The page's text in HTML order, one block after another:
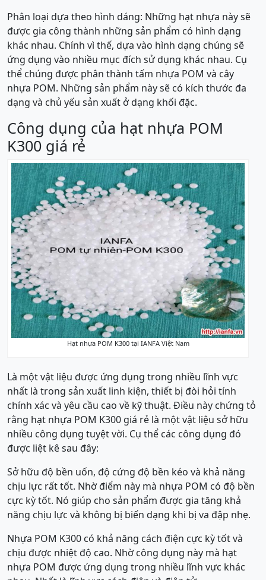
Phân loại dựa theo hình dáng: Những hạt nhựa này sẽ
được gia công thành những sản phẩm có hình dạng
khác nhau. Chính vì thế, dựa vào hình dạng chúng sẽ
ứng dụng vào nhiều mục đích sử dụng khác nhau. Cụ
thể chúng được phân thành tấm nhựa POM và cây
nhựa POM. Những sản phẩm này sẽ có kích thước đa
dạng và chủ yếu sản xuất ở dạng khối đặc.
Công dụng của hạt nhựa POM
K300 giá rẻ
Hạt nhựa POM K300 tại IANFA Việt Nam
Là một vật liệu được ứng dụng trong nhiều lĩnh vực
nhất là trong sản xuất linh kiện, thiết bị đòi hỏi tính
chính xác và yêu cầu cao về kỹ thuật. Điều này chứng tỏ
rằng hạt nhựa POM K300 giá rẻ là một vật liệu sở hữu
nhiều công dụng tuyệt vời. Cụ thể các công dụng đó
được liệt kê sau đây:
Sở hữu độ bền uốn, độ cứng độ bền kéo và khả năng
chịu lực rất tốt. Nhờ điểm này mà nhựa POM có độ bền
cực kỳ tốt. Nó giúp cho sản phẩm được gia tăng khả
năng chịu lực và không bị biến dạng khi bị va đập nhẹ.
Nhựa POM K300 có khả năng cách điện cực kỳ tốt và
chịu được nhiệt độ cao. Nhờ công dụng này mà hạt
nhựa POM được ứng dụng trong nhiều lĩnh vực khác